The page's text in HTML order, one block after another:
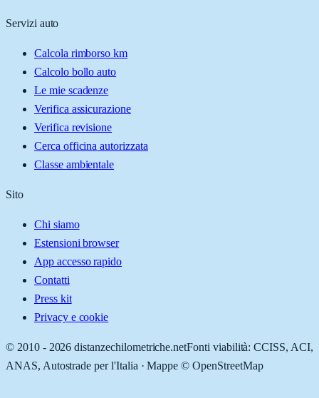
Servizi auto
Calcola rimborso km
Calcolo bollo auto
Le mie scadenze
Verifica assicurazione
Verifica revisione
Cerca officina autorizzata
Classe ambientale
Sito
Chi siamo
Estensioni browser
App accesso rapido
Contatti
Press kit
Privacy e cookie
© 2010 - 2026 distanzechilometriche.netFonti viabilità: CCISS, ACI,
ANAS, Autostrade per l'Italia · Mappe © OpenStreetMap